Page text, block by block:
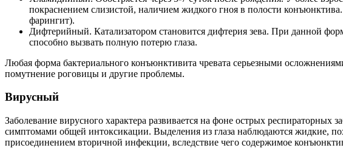
покраснением слизистой, наличием жидкого гноя в полости
фарингит).
Дифтерийный. Катализатором становится дифтерия зева. При данной
способно вызвать полную потерю глаза.
Любая форма бактериального конъюнктивита чревата серьезными
помутнение роговицы и другие проблемы.
Вирусный
Заболевание вирусного характера развивается на фоне острых
симптомами общей интоксикации. Выделения из глаза наблюдаются жидкие,
присоединением вторичной инфекции, вследствие чего содержимое